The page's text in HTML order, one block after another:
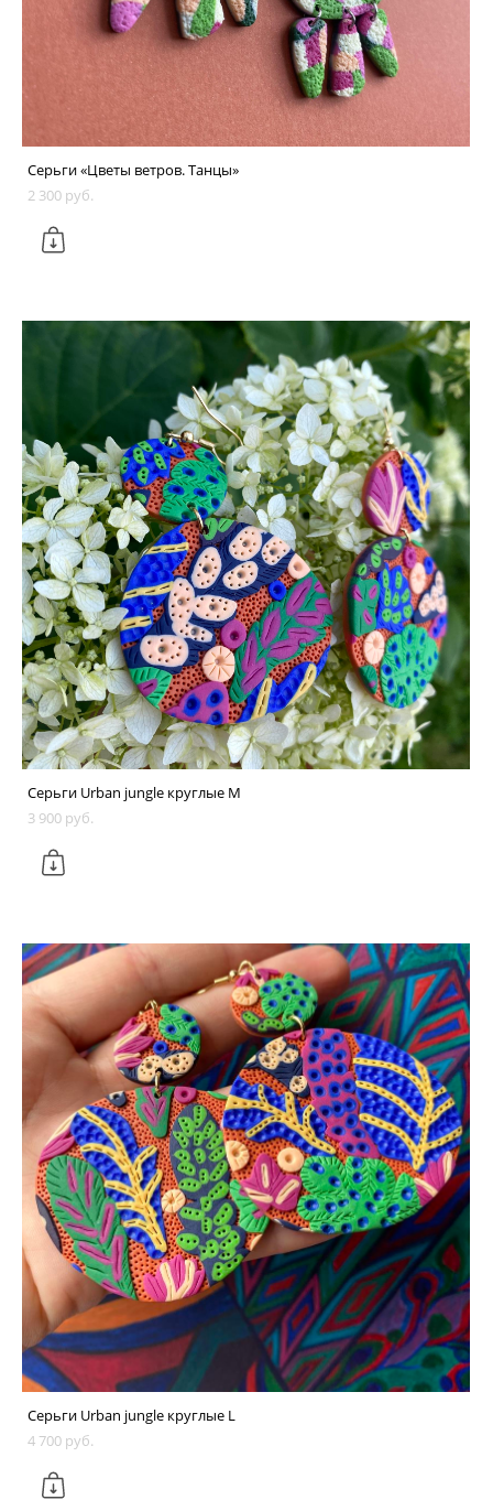
Серьги «Цветы ветров. Танцы»
2 300 pуб.
Серьги Urban jungle круглые M
3 900 pуб.
Серьги Urban jungle круглые L
4 700 pуб.